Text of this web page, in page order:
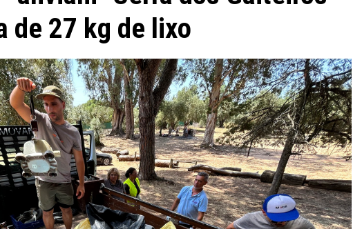
de 27 kg de lixo